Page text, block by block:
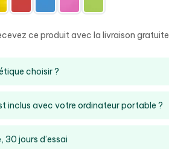
ce produit avec la livraison gratuite
choisir ?
inclus avec votre ordinateur portable ?
30 jours d’essai